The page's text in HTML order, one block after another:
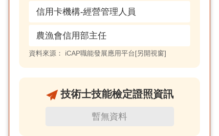
信用卡機構-經營管理人員
農漁會信用部主任
資料來源： iCAP職能發展應用平台[另開視窗]
技術士技能檢定證照資訊
暫無資料